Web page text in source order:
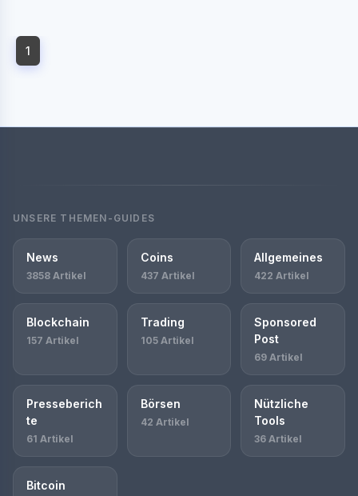
1
UNSERE THEMEN-GUIDES
News
3858 Artikel
Coins
437 Artikel
Allgemeines
422 Artikel
Blockchain
157 Artikel
Trading
105 Artikel
Sponsored
Post
69 Artikel
Presseberich
te
61 Artikel
Börsen
42 Artikel
Nützliche
Tools
36 Artikel
Bitcoin